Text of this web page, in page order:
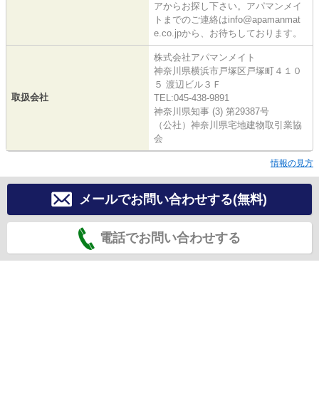
アからお探し下さい。アパマンメイ
トまでのご連絡はinfo@apamanmat
e.co.jpから、お待ちしております。
取扱会社
株式会社アパマンメイト
神奈川県横浜市戸塚区戸塚町４１０
５ 渡辺ビル３Ｆ
TEL:045-438-9891
神奈川県知事 (3) 第29387号
（公社）神奈川県宅地建物取引業協
会
情報の見方
メールでお問い合わせする(無料)
電話でお問い合わせする